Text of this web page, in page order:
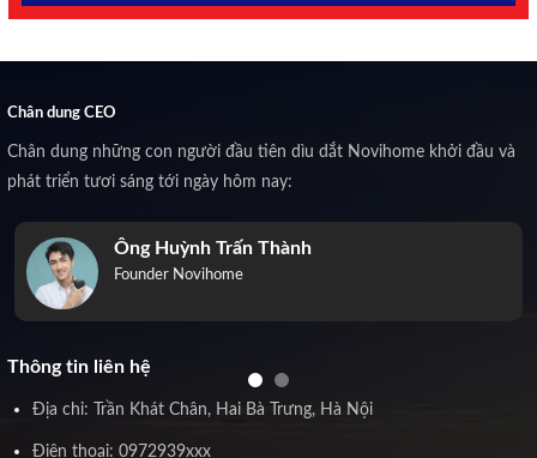
Chân dung CEO
Chân dung những con người đầu tiên dìu dắt Novihome khởi đầu và
phát triển tươi sáng tới ngày hôm nay:
Ông Huỳnh Trấn Thành
Founder Novihome
Thông tin liên hệ
Địa chỉ: Trần Khát Chân, Hai Bà Trưng, Hà Nội
Điện thoại: 0972939xxx